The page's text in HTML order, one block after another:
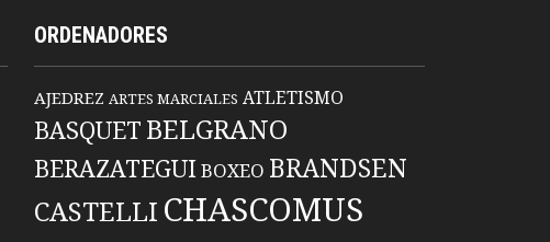
ORDENADORES
AJEDREZ ARTES MARCIALES ATLETISMO
BASQUET BELGRANO
BERAZATEGUIBOXEO BRANDSEN
CASTELLI CHASCOMUS